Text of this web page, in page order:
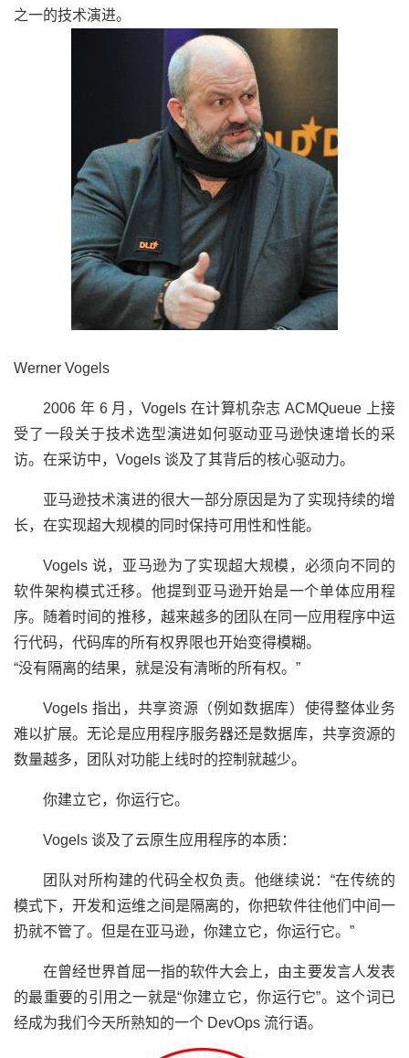
之一的技术演进。
Werner Vogels
2006 年 6 月，Vogels 在计算机杂志 ACMQueue 上接
受了一段关于技术选型演进如何驱动亚马逊快速增长的采
访。在采访中，Vogels 谈及了其背后的核心驱动力。
亚马逊技术演进的很大一部分原因是为了实现持续的增
长，在实现超大规模的同时保持可用性和性能。
Vogels 说，亚马逊为了实现超大规模，必须向不同的
软件架构模式迁移。他提到亚马逊开始是一个单体应用程
序。随着时间的推移，越来越多的团队在同一应用程序中运
行代码，代码库的所有权界限也开始变得模糊。
“没有隔离的结果，就是没有清晰的所有权。”
Vogels 指出，共享资源（例如数据库）使得整体业务
难以扩展。无论是应用程序服务器还是数据库，共享资源的
数量越多，团队对功能上线时的控制就越少。
你建立它，你运行它。
Vogels 谈及了云原生应用程序的本质：
团队对所构建的代码全权负责。他继续说：“在传统的
模式下，开发和运维之间是隔离的，你把软件往他们中间一
扔就不管了。但是在亚马逊，你建立它，你运行它。”
在曾经世界首屈一指的软件大会上，由主要发言人发表
的最重要的引用之一就是“你建立它，你运行它”。这个词已
经成为我们今天所熟知的一个 DevOps 流行语。